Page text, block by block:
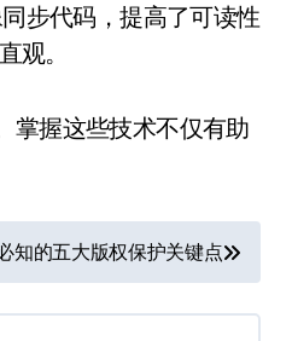
步代码，提高了可读性
观。
掌握这些技术不仅有助
知的五大版权保护关键点